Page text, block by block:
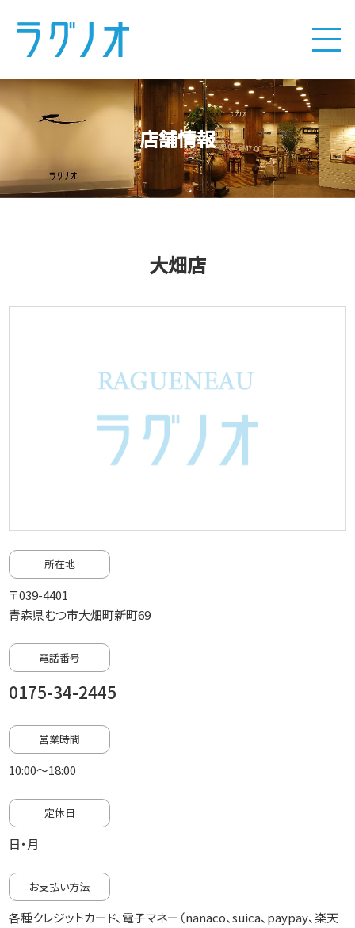
店舗情報
大畑店
所在地
〒039-4401
青森県むつ市大畑町新町69
電話番号
0175-34-2445
営業時間
10:00～18:00
定休日
日・月
お支払い方法
各種クレジットカード、電子マネー（nanaco、suica、paypay、楽天